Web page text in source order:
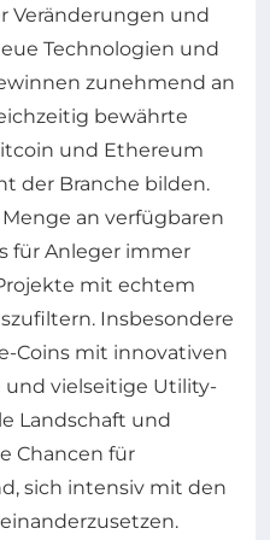
Veränderungen und
Technologien und
zunehmend an
bewährte
und Ethereum
der Branche bilden.
an verfügbaren
für Anleger immer
mit echtem
Insbesondere
Coins mit innovativen
vielseitige Utility-
Landschaft und
Chancen für
sich intensiv mit den